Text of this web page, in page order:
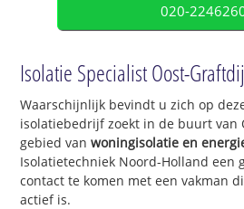
020-
Isolatie Specialist Oost-
Waarschijnlijk bevindt u zich op
isolatiebedrijf zoekt in de buurt van
gebied vanwoningisolatie en
Isolatietechniek Noord-Holland een
contact te komen met een vakman
actief is.